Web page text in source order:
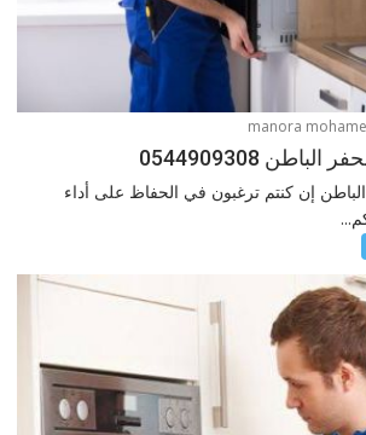
0544909308
إن كنتم ترغبون في الحفاظ على أداء